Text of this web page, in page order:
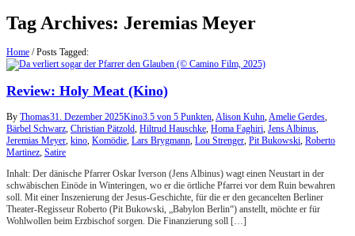
Tag Archives: Jeremias Meyer
Home /Posts Tagged:
Review: Holy Meat (Kino)
By Thomas31. Dezember 2025Kino3.5 von 5 Punkten,Alison Kuhn,Amelie Gerdes,
Bärbel Schwarz, Christian Pätzold, Hiltrud Hauschke, Homa Faghiri, Jens Albinus,
Jeremias Meyer, kino, Komödie, Lars Brygmann, Lou Strenger, Pit Bukowski, Roberto
Martinez, Satire
Inhalt: Der dänische Pfarrer Oskar Iverson (Jens Albinus) wagt einen Neustart in der
schwäbischen Einöde in Winteringen, wo er die örtliche Pfarrei vor dem Ruin bewahren
soll. Mit einer Inszenierung der Jesus-Geschichte, für die er den gecancelten Berliner
Theater-Regisseur Roberto (Pit Bukowski, „Babylon Berlin“) anstellt, möchte er für
Wohlwollen beim Erzbischof sorgen. Die Finanzierung soll […]